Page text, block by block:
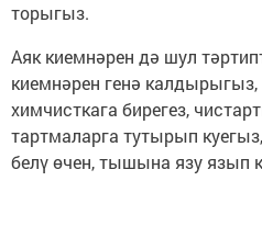
торыгыз.
Аяк киемнәрен дә шул
киемнәрен генә
химчисткага бирегез,
тартмаларга тутырып
белү өчен, тышына язу язып